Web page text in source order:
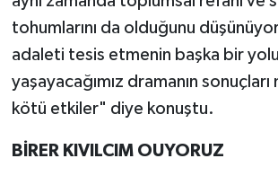
tohumlarını da olduğunu
adaleti tesis etmenin başka bir
yaşayacağımız dramanın
kötü etkiler" diye konuştu.
BİRER KIVILCIM OUYORUZ